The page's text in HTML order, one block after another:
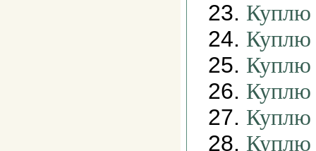
23. Куплю
24. Куплю
25. Куплю
26. Куплю
27. Куплю
28. Куплю